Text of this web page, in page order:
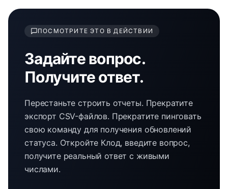
ПОСМОТРИТЕ ЭТО В ДЕЙСТВИИ
Задайте вопрос.
Получите ответ.
Перестаньте строить отчеты. Прекратите
экспорт CSV-файлов. Прекратите пинговать
свою команду для получения обновлений
статуса. Откройте Клод, введите вопрос,
получите реальный ответ с живыми
числами.